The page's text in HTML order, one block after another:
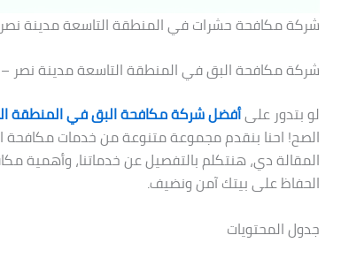
شركة مكافحة حشرات في المنطقة التاسعة مدينة نصر
شركة مكافحة البق في المنطقة التاسعة مدينة نصر – اتصل بنا
لو بتدور علىأفضل شركة مكافحة البق في المنطقة
الصح! احنا بنقدم مجموعة متنوعة من خدمات مكافحة
المقالة دي، هنتكلم بالتفصيل عن خدماتنا، وأهمية
الحفاظ على بيتك آمن ونضيف.
جدول المحتويات